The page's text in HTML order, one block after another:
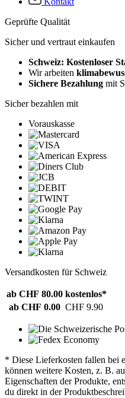
Geprüfte Qualität
Sicher und vertraut einkaufen
Schweiz: Kostenloser
Wir arbeiten
Sichere Bezahlung mit
Sicher bezahlen mit
Vorauskasse
Versandkosten für Schweiz
ab CHF 80.00 kostenlos*
ab CHF 0.00 CHF 9.90
* Diese Lieferkosten fallen bei
können weitere Kosten, z. B.
Eigenschaften der Produkte,
du direkt in der